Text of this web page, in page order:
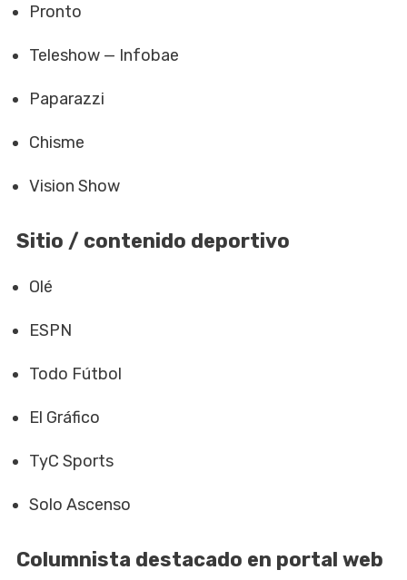
Pronto
Teleshow — Infobae
Paparazzi
Chisme
Vision Show
Sitio / contenido deportivo
Olé
ESPN
Todo Fútbol
El Gráfico
TyC Sports
Solo Ascenso
Columnista destacado en portal web